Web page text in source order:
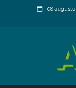
08